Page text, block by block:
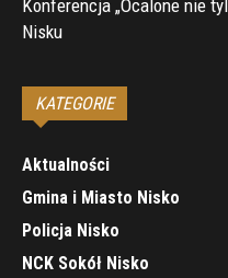
Konferencja „Ocalone nie
Nisku
KATEGORIE
Aktualności
Gmina i Miasto Nisko
Policja Nisko
NCK Sokół Nisko